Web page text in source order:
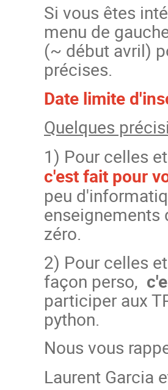
Si vous êtes
menu de
(~ début avril)
précises.
Date limite
Quelques
1) Pour celles
c'est fait pour
peu
enseignements
zéro.
2) Pour celles
façon perso,
participer aux
python.
Nous vous
Laurent Garcia